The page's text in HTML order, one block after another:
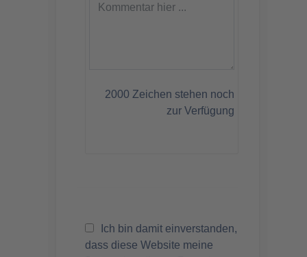
2000 Zeichen stehen noch
zur Verfügung
Ich bin damit einverstanden,
dass diese Website meine